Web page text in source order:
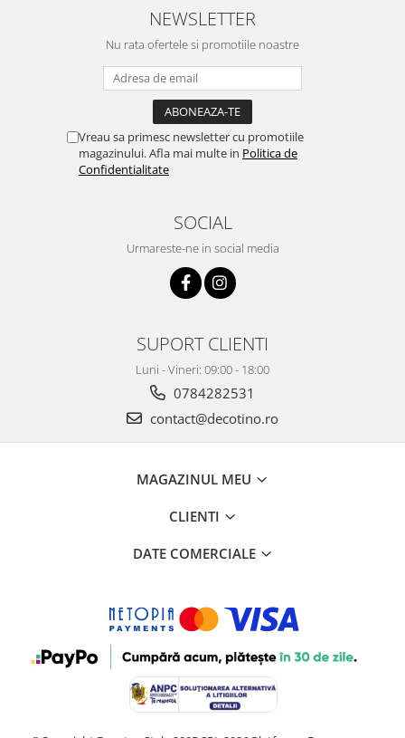
NEWSLETTER
Nu rata ofertele si promotiile noastre
Vreau sa primesc newsletter cu promotiile
magazinului. Afla mai multe in Politica de
Confidentialitate
SOCIAL
Urmareste-ne in social media
SUPORT CLIENTI
Luni - Vineri: 09:00 - 18:00
0784282531
contact@decotino.ro
MAGAZINUL MEU
CLIENTI
DATE COMERCIALE